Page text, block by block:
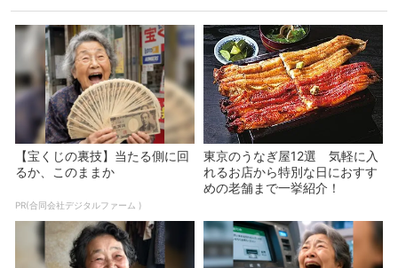
【宝くじの裏技】当たる側に回
るか、このままか
PR(合同会社デジタルファーム )
東京のうなぎ屋12選 気軽に入
れるお店から特別な日におすす
めの老舗まで一挙紹介！